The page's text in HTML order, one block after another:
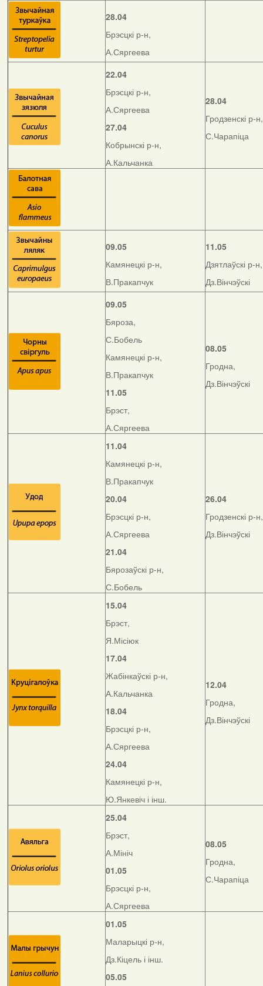
28.04
Брэсцкі р-н,
А.Сяргеева
22.04
Брэсцкі р-н,
А.Сяргеева
27.04
Кобрынскі р-н,
А.Кальчанка
28.04
Гродзенскі р-н,
С.Чарапіца
09.05
Камянецкі р-н,
В.Пракапчук
11.05
Дзятлаўскі р-н,
Дз.Вінчэўскі
09.05
Бяроза,
С.Бобель
Камянецкі р-н,
В.Пракапчук
11.05
Брэст,
А.Сяргеева
08.05
Гродна,
Дз.Вінчэўскі
11.04
Камянецкі р-н,
В.Пракапчук
20.04
Брэсцкі р-н,
А.Сяргеева
21.04
Бярозаўскі р-н,
С.Бобель
26.04
Гродзенскі р-н,
Дз.Вінчэўскі
15.04
Брэст,
Я.Місіюк
17.04
Жабінкаўскі р-н,
А.Кальчанка
18.04
Брэсцкі р-н,
А.Сяргеева
24.04
Камянецкі р-н,
Ю.Янкевіч і інш.
12.04
Гродна,
Дз.Вінчэўскі
25.04
Брэст,
А.Мініч
01.05
Брэсцкі р-н,
А.Сяргеева
08.05
Гродна,
С.Чарапіца
01.05
Маларыцкі р-н,
Дз.Кіцель і інш.
05.05